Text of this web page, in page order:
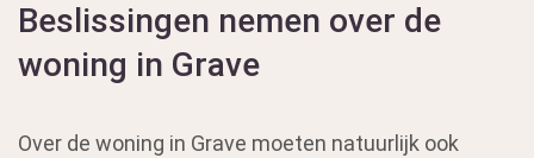
Beslissingen nemen over de
woning in Grave
Over de woning in Grave moeten natuurlijk ook